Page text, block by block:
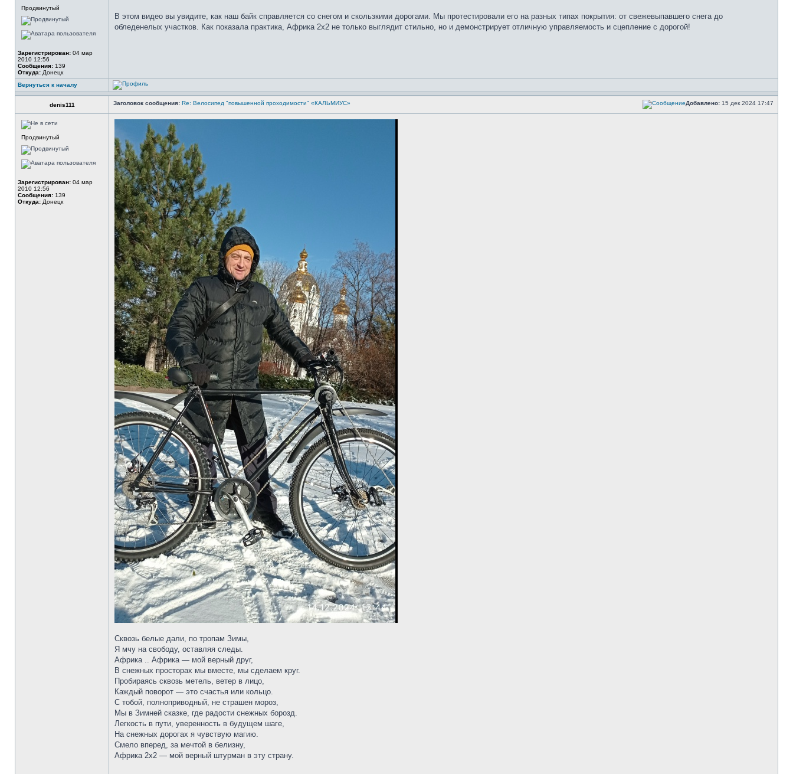
Продвинутый
Зарегистрирован: 04 мар
2010 12:56
Сообщения: 139
Откуда: Донецк
В этом видео вы увидите, как наш байк справляется со снегом и скользкими дорогами. Мы протестировали его на разных типах покрытия: от свежевыпавшего снега до
обледенелых участков. Как показала практика, Африка 2х2 не только выглядит стильно, но и демонстрирует отличную управляемость и сцепление с дорогой!
Вернуться к началу
denis111 Заголовок сообщения: Re: Велосипед "повышенной проходимости" «КАЛЬМИУС» Добавлено: 15 дек 2024 17:47
Продвинутый
Зарегистрирован: 04 мар
2010 12:56
Сообщения: 139
Откуда: Донецк
Сквозь белые дали, по тропам Зимы,
Я мчу на свободу, оставляя следы.
Африка .. Африка — мой верный друг,
В снежных просторах мы вместе, мы сделаем круг.
Пробираясь сквозь метель, ветер в лицо,
Каждый поворот — это счастья или кольцо.
С тобой, полноприводный, не страшен мороз,
Мы в Зимней сказке, где радости снежных борозд.
Легкость в пути, уверенность в будущем шаге,
На снежных дорогах я чувствую магию.
Смело вперед, за мечтой в белизну,
Африка 2х2 — мой верный штурман в эту страну.